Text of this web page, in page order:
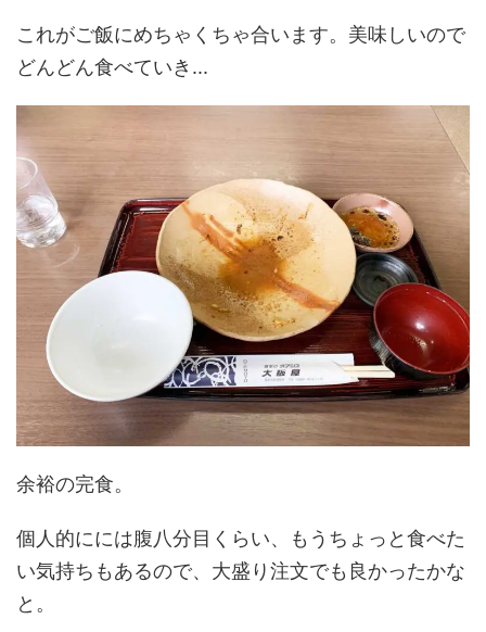
これがご飯にめちゃくちゃ合います。美味しいので
どんどん食べていき...
余裕の完食。
個人的にには腹八分目くらい、もうちょっと食べた
い気持ちもあるので、大盛り注文でも良かったかな
と。